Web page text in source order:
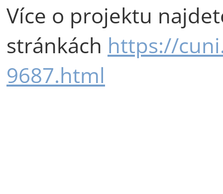
Více o projektu
stránkách https://
9687.html